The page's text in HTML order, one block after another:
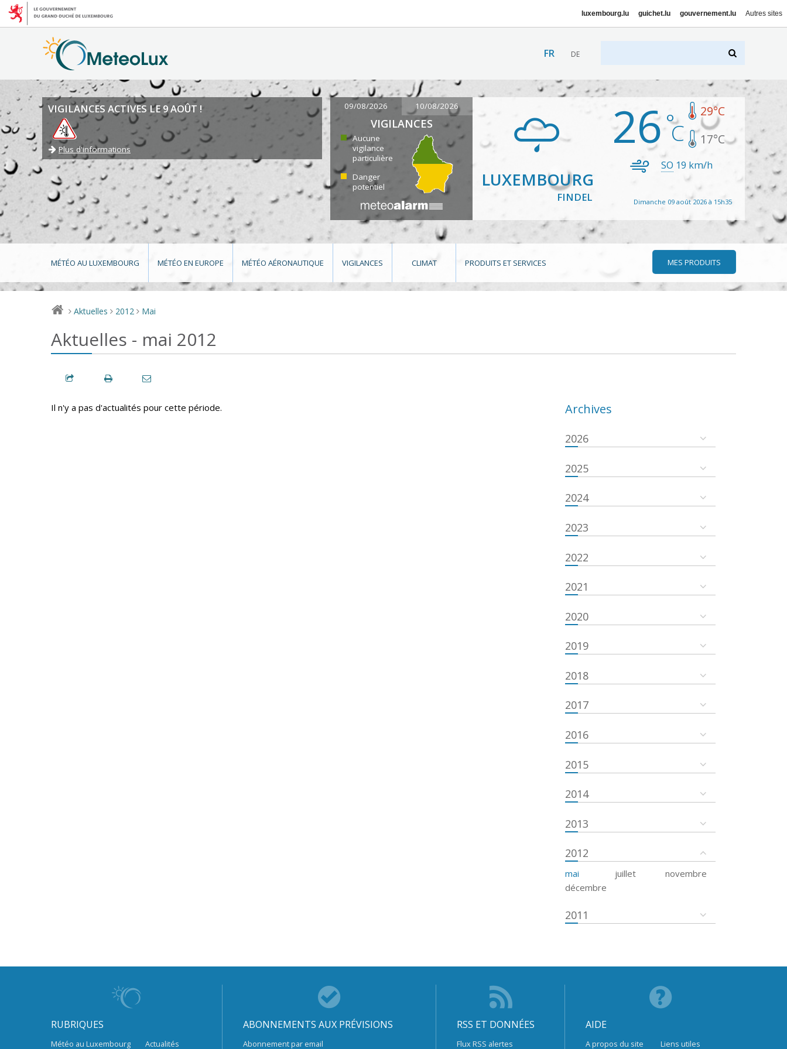
luxembourg.lu guichet.lu gouvernement.lu Autres sites
FR DE
VIGILANCES ACTIVES LE 9 AOÛT !
Plus d'informations
09/08/2026 10/08/2026
VIGILANCES
Aucune
vigilance
particulière
Danger
potentiel
LUXEMBOURG
FINDEL
26 29°C
17°C
SO 19 km/h
Dimanche 09 août 2026 à 15h35
MÉTÉO AU LUXEMBOURG MÉTÉO EN EUROPE MÉTÉO AÉRONAUTIQUE VIGILANCES CLIMAT PRODUITS ET SERVICES MES PRODUITS
> Aktuelles > 2012 > Mai
Aktuelles - mai 2012
Il n'y a pas d'actualités pour cette période. Archives
2026
2025
2024
2023
2022
2021
2020
2019
2018
2017
2016
2015
2014
2013
2012
mai juillet
novembre
décembre
2011
RUBRIQUES
Météo au Luxembourg Actualités
ABONNEMENTS AUX PRÉVISIONS
Abonnement par email
RSS ET DONNÉES
Flux RSS alertes
AIDE
A propos du site Liens utiles